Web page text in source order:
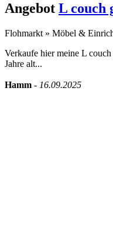
Angebot L couch
Flohmarkt » Möbel &
Verkaufe hier meine L
Jahre alt...
Hamm - 16.09.2025